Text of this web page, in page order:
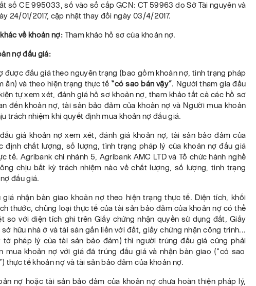
số CE 995033, số vào sổ cấp GCN: CT 59963 do Sở Tài nguyên và
24/01/2017, cập nhật thay đổi ngày 03/4/2017.
về khoản nợ: Tham khảo hồ sơ của khoản nợ.
nợ đấu giá:
được đấu giá theo nguyên trạng (bao gồm khoản nợ, tình trạng pháp
ẩn) và theo hiện trạng thực tế “có sao bán vậy”. Người tham gia đấu
tựxem xét, đánh giá hồ sơ khoản nợ , tham khảo tất cả các hồ sơ
đến khoản nợ, tài sản bảo đảm của khoản nợ và Người mua khoản
trách nhiệm khi quyết định mua khoản nợ đấu giá.
giá khoản nợ xem xét , đánh giá khoản nợ, tài sản bảo đảm của
định chất lượng, số lượng, tình trạng pháp lý của khoản nợ đấu giá
tế. Agribank chi nhánh 5, Agribank AMC LTD và Tổ chức hành nghề
chịu bất kỳtrách nhiệmnàovề chất lượng, số lượng, tình trạng
đấu giá.
giá nhận bàn giao khoản nợ theo hiện trạng thực tế. Diện tích, khối
thước, chủng loại thực tế của tài sản bảo đảm của khoản nợ có thể
so với diện tích ghi trên Giấy chứng nhận quyền sử dụng đất, Giấy
hữu nhà ở và tài sản gắn liền với đất, giấy chứng nhận công trình...
tờ pháp lý của tài sản bảo đảm) thì người trúng đấu giá cũng phải
mua khoản nợ với giá đã trúng đấu giá và nhận bàn giao (“có sao
thực tế khoản nợ và tài sản bảo đảm của khoản nợ.
nợ hoặc tài sản bảo đảm của khoản nợ chưa hoàn thiện pháp lý,